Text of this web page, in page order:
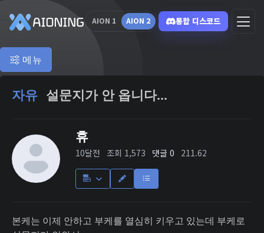
AION 1 AION 2 통합 디스코드
메뉴
자유 설문지가 안 옵니다...
휴
10달전 조회 1,573 댓글 0 211.62
본케는 이제 안하고 부케를 열심히 키우고 있는데 부케로